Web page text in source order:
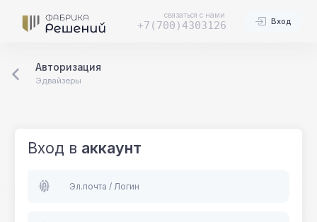
связаться с нами
+7(700)4303126 Вход
Авторизация
Эдвайзеры
Вход в аккаунт
Эл.почта / Логин